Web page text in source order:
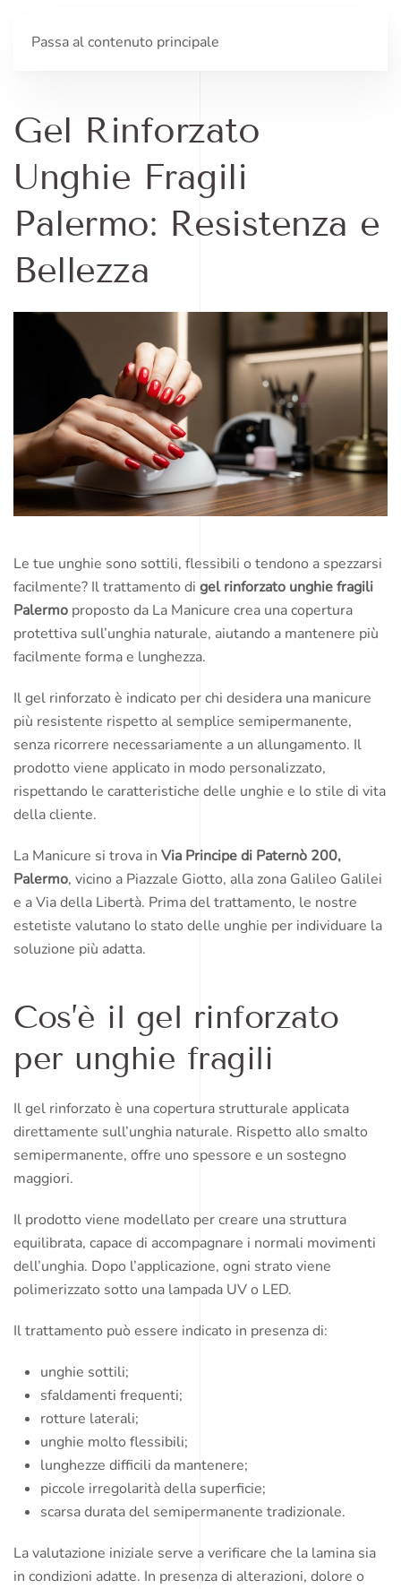
Passa al contenuto principale
Gel Rinforzato
Unghie Fragili
Palermo: Resistenza e
Bellezza
Le tue unghie sono sottili, flessibili o tendono a spezzarsi
facilmente? Il trattamento di gel rinforzato unghie fragili
Palermo proposto da La Manicure crea una copertura
protettiva sull’unghia naturale, aiutando a mantenere più
facilmente forma e lunghezza.
Il gel rinforzato è indicato per chi desidera una manicure
più resistente rispetto al semplice semipermanente,
senza ricorrere necessariamente a un allungamento. Il
prodotto viene applicato in modo personalizzato,
rispettando le caratteristiche delle unghie e lo stile di vita
della cliente.
La Manicure si trova in Via Principe di Paternò 200,
Palermo, vicino a Piazzale Giotto, alla zona Galileo Galilei
e a Via della Libertà. Prima del trattamento, le nostre
estetiste valutano lo stato delle unghie per individuare la
soluzione più adatta.
Cos’è il gel rinforzato
per unghie fragili
Il gel rinforzato è una copertura strutturale applicata
direttamente sull’unghia naturale. Rispetto allo smalto
semipermanente, offre uno spessore e un sostegno
maggiori.
Il prodotto viene modellato per creare una struttura
equilibrata, capace di accompagnare i normali movimenti
dell’unghia. Dopo l’applicazione, ogni strato viene
polimerizzato sotto una lampada UV o LED.
Il trattamento può essere indicato in presenza di:
unghie sottili;
sfaldamenti frequenti;
rotture laterali;
unghie molto flessibili;
lunghezze difficili da mantenere;
piccole irregolarità della superficie;
scarsa durata del semipermanente tradizionale.
La valutazione iniziale serve a verificare che la lamina sia
in condizioni adatte. In presenza di alterazioni, dolore o